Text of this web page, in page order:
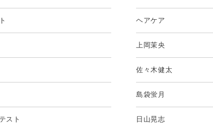
ヘアケア
上岡茉央
佐々木健太
島袋蛍月
スト 日山晃志